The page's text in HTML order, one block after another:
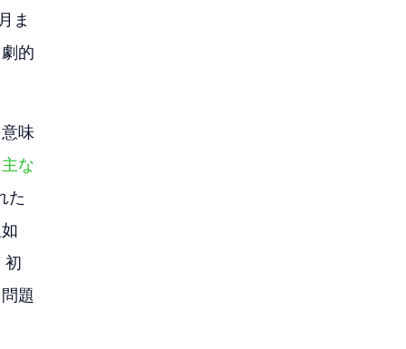
ま
的
味
主な
た
初
題